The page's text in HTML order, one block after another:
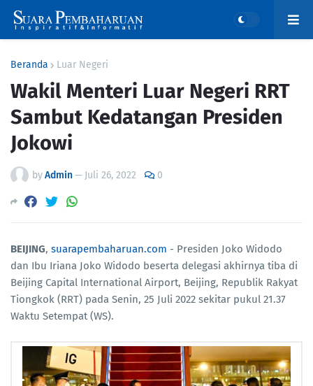
Beranda Luar Negeri
Wakil Menteri Luar Negeri RRT
Sambut Kedatangan Presiden
Jokowi
byAdmin— Juli 26, 2022 0
BEIJING, suarapembaharuan.com - Presiden Joko Widodo
dan Ibu Iriana Joko Widodo beserta delegasi akhirnya tiba di
Beijing Capital International Airport, Beijing, Republik Rakyat
Tiongkok (RRT) pada Senin, 25 Juli 2022 sekitar pukul 21.37
Waktu Setempat (WS).